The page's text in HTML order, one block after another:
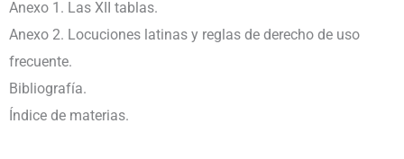
Anexo 1. Las XII tablas.
Anexo 2. Locuciones latinas y reglas de derecho de uso
frecuente.
Bibliografía.
Índice de materias.